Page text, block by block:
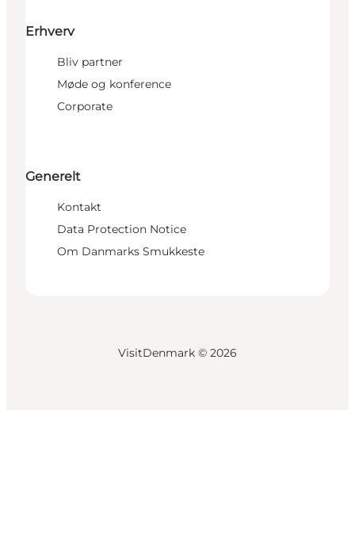
Erhverv
Bliv partner
Møde og konference
Corporate
Generelt
Kontakt
Data Protection Notice
Om Danmarks Smukkeste
VisitDenmark © 2026